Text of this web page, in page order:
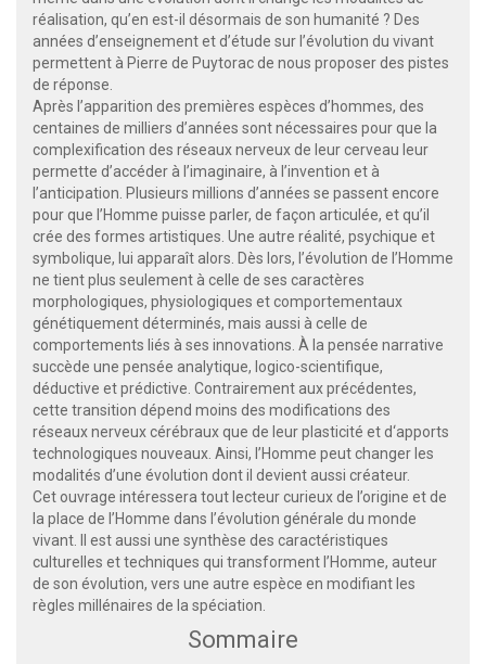
réalisation, qu’en est-il désormais de son humanité ? Des
années d’enseignement et d’étude sur l’évolution du vivant
permettent à Pierre de Puytorac de nous proposer des pistes
de réponse.
Après l’apparition des premières espèces d’hommes, des
centaines de milliers d’années sont nécessaires pour que la
complexification des réseaux nerveux de leur cerveau leur
permette d’accéder à l’imaginaire, à l’invention et à
l’anticipation. Plusieurs millions d’années se passent encore
pour que l’Homme puisse parler, de façon articulée, et qu’il
crée des formes artistiques. Une autre réalité, psychique et
symbolique, lui apparaît alors. Dès lors, l’évolution de l’Homme
ne tient plus seulement à celle de ses caractères
morphologiques, physiologiques et comportementaux
génétiquement déterminés, mais aussi à celle de
comportements liés à ses innovations. À la pensée narrative
succède une pensée analytique, logico-scientifique,
déductive et prédictive. Contrairement aux précédentes,
cette transition dépend moins des modifications des
réseaux nerveux cérébraux que de leur plasticité et d‘apports
technologiques nouveaux. Ainsi, l’Homme peut changer les
modalités d’une évolution dont il devient aussi créateur.
Cet ouvrage intéressera tout lecteur curieux de l’origine et de
la place de l’Homme dans l’évolution générale du monde
vivant. Il est aussi une synthèse des caractéristiques
culturelles et techniques qui transforment l’Homme, auteur
de son évolution, vers une autre espèce en modifiant les
règles millénaires de la spéciation.
Sommaire